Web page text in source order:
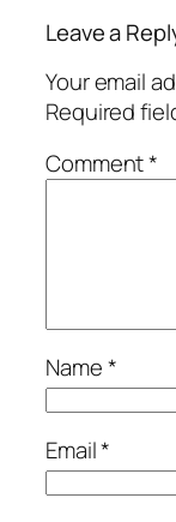
Leave a
Your email
Required
Comment*
Name*
Email*